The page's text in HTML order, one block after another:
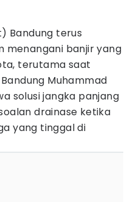
Bandung terus
menangani banjir yang
terutama saat
Muhammad
solusi jangka panjang
drainase ketika
yang tinggal di